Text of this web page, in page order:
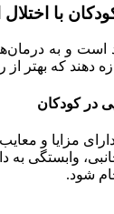
با
و به
دهند که بهتر
در کودکان
مزایا و
وابستگی به
شود.